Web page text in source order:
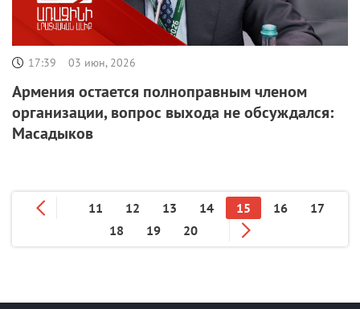
17:39 03 июн, 2026
Армения остается полноправным членом
организации, вопрос выхода не обсуждался:
Масадыков
11 12 13 14 15 16
17
18
19 20